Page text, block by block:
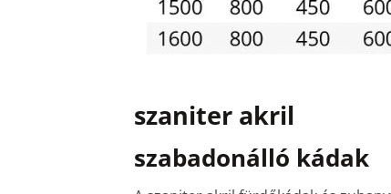
szaniter akril
szabadonálló kádak